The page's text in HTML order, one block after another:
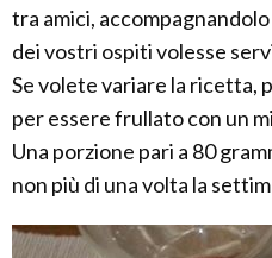
tra amici,
dei vostri ospiti volesse
Se volete variare la ricetta,
per essere frullato con un
Una porzione pari a 80
non più di una volta la